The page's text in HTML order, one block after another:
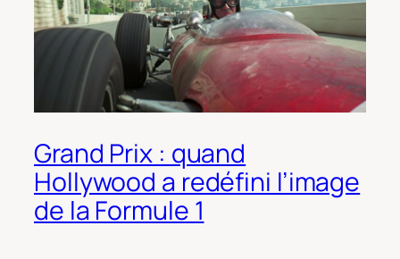
Grand Prix : quand
Hollywood a redéfini l’image
de la Formule 1